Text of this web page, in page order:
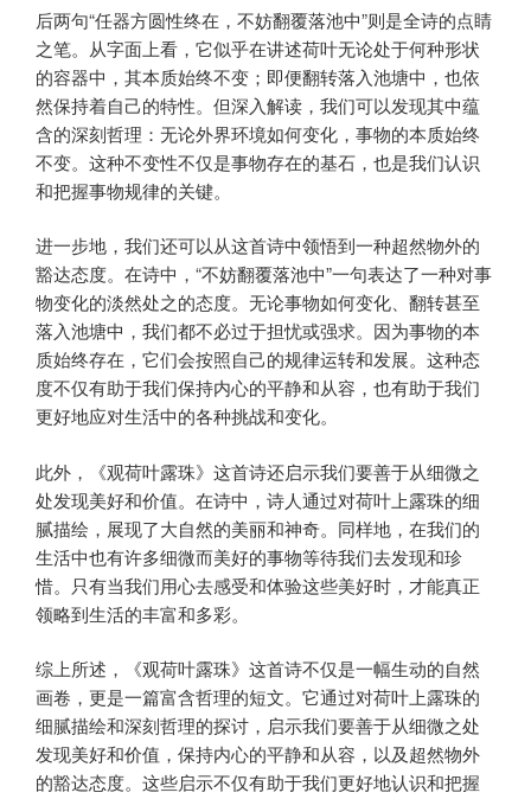
后两句“任器方圆性终在，不妨翻覆落池中”则是全诗的点睛
之笔。从字面上看，它似乎在讲述荷叶无论处于何种形状
的容器中，其本质始终不变；即便翻转落入池塘中，也依
然保持着自己的特性。但深入解读，我们可以发现其中蕴
含的深刻哲理：无论外界环境如何变化，事物的本质始终
不变。这种不变性不仅是事物存在的基石，也是我们认识
和把握事物规律的关键。
进一步地，我们还可以从这首诗中领悟到一种超然物外的
豁达态度。在诗中，“不妨翻覆落池中”一句表达了一种对事
物变化的淡然处之的态度。无论事物如何变化、翻转甚至
落入池塘中，我们都不必过于担忧或强求。因为事物的本
质始终存在，它们会按照自己的规律运转和发展。这种态
度不仅有助于我们保持内心的平静和从容，也有助于我们
更好地应对生活中的各种挑战和变化。
此外，《观荷叶露珠》这首诗还启示我们要善于从细微之
处发现美好和价值。在诗中，诗人通过对荷叶上露珠的细
腻描绘，展现了大自然的美丽和神奇。同样地，在我们的
生活中也有许多细微而美好的事物等待我们去发现和珍
惜。只有当我们用心去感受和体验这些美好时，才能真正
领略到生活的丰富和多彩。
综上所述，《观荷叶露珠》这首诗不仅是一幅生动的自然
画卷，更是一篇富含哲理的短文。它通过对荷叶上露珠的
细腻描绘和深刻哲理的探讨，启示我们要善于从细微之处
发现美好和价值，保持内心的平静和从容，以及超然物外
的豁达态度。这些启示不仅有助于我们更好地认识和把握